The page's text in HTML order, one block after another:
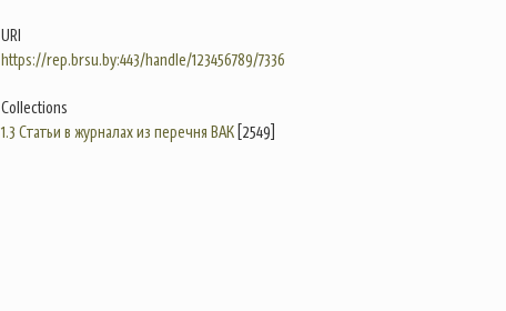
URI
https://rep.brsu.by:443/handle/123456789/7336
Collections
1.3 Статьи в журналах из перечня ВАК[2549]